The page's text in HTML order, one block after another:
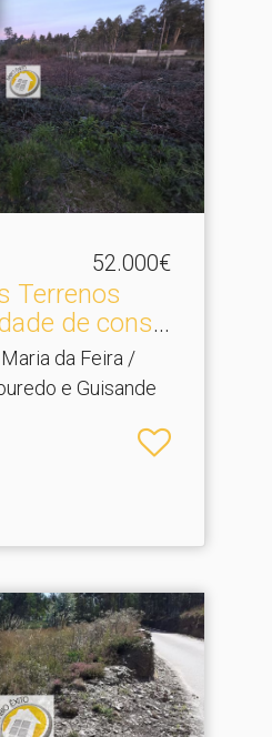
52.000€
Terrenos
de const.​
da Feira /
e Guisande